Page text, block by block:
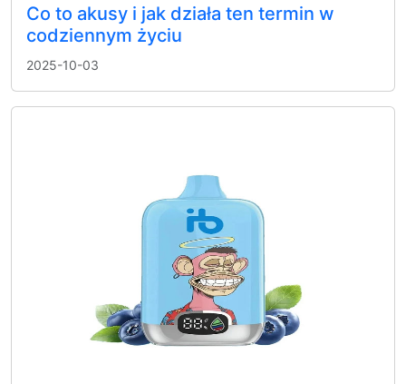
Co to akusy i jak działa ten termin w
codziennym życiu
2025-10-03